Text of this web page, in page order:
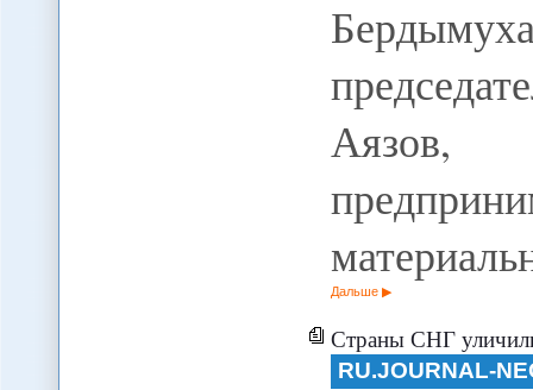
Аязов,
Дальше
Страны СНГ
RU.JOURNAL-